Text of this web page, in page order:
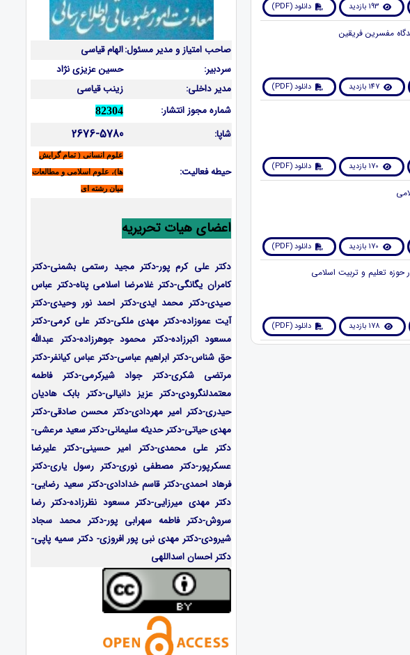
193 بازدید دانلود (PDF)
147 بازدید دانلود (PDF)
170 بازدید دانلود (PDF)
170 بازدید دانلود (PDF)
178 بازدید دانلود (PDF)
صاحب امتیاز و مدیر مسئول:الهام قیاسی
سردبیر:
حسین عزیزی نژاد
مدیر داخلی:
زینب قیاسی
شماره مجوز انتشار:
82304
شاپا: 2676-5780
حیطه فعالیت:
علوم انسانی ( تمام گرایش
ها)، علوم اسلامی و مطالعات
میان رشته ای
اعضای هیات تحریریه
دکتر علی کرم پور-دکتر مجید رستمی بشمنی-دکتر
کامران یگانگی-دکتر غلامرضا اسلامی پناه-دکتر عباس
صیدی-دکتر محمد ایدی-دکتر احمد نور وحیدی-دکتر
آیت عموزاده-دکتر مهدی ملکی-دکتر علی کرمی-دکتر
مسعود اکبرزاده-دکتر محمود جوهرزاده-دکتر عبدالله
حق شناس-دکتر ابراهیم عباسی-دکتر عباس کیانفر-دکتر
مرتضی شکری-دکتر جواد شیرکرمی-دکتر فاطمه
معتمدلنگرودی-دکتر عزیز دانیالی-دکتر بابک هادیان
حیدری-دکتر امیر مهردادی-دکتر محسن صادقی-دکتر
مهدی حیاتی-دکتر حدیثه سلیمانی-دکتر سعید مرعشی-
دکتر علی محمدی-دکتر امیر حسینی-دکتر علیرضا
عسکرپور-دکتر مصطفی نوری-دکتر رسول یاری-دکتر
فرهاد احمدی-دکتر قاسم خدادادی-دکتر سعید رضایی-
دکتر مهدی میرزایی-دکتر مسعود نظرزاده-دکتر رضا
سروش-دکتر فاطمه سهرابی پور-دکتر محمد سجاد
شیرودی-دکتر مهدی نبی پور افروزی- دکتر سمیه پاپی-
دکتر احسان اسداللهی